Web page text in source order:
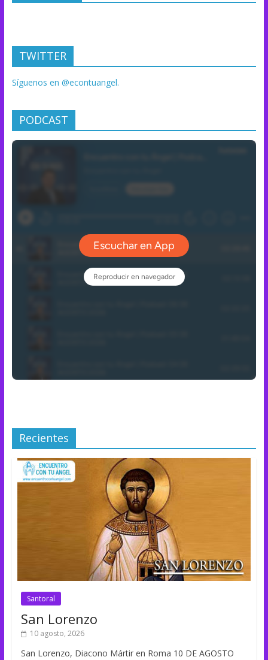
TWITTER
Síguenos en @econtuangel.
PODCAST
Recientes
Santoral
San Lorenzo
10 agosto, 2026
San Lorenzo, Diacono Mártir en Roma 10 DE AGOSTO